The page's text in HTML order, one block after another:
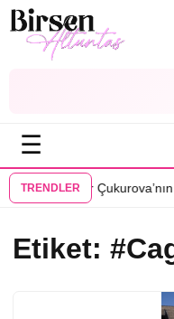
☰
TRENDLER
Bir Zamanlar
Etiket: